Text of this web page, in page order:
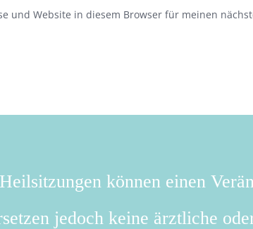
und Website in diesem Browser für meinen
können einen
jedoch keine ärztliche